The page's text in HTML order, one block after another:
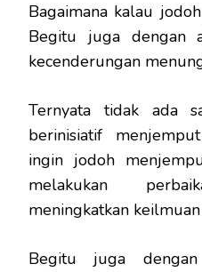
Bagaimana kalau
Begitu juga dengan
kecenderungan
Ternyata tidak ada
berinisiatif
ingin jodoh
melakukan
meningkatkan
Begitu juga